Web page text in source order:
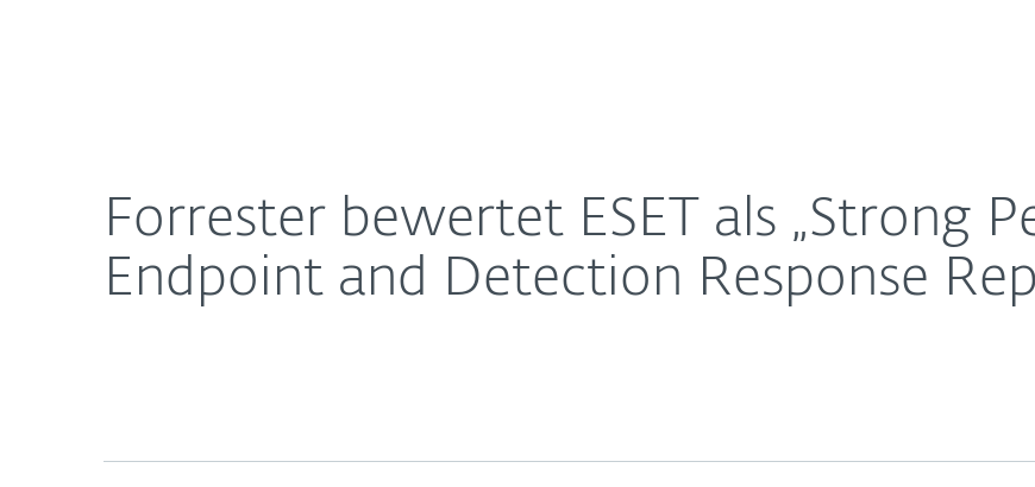
Forrester bewertet ESET als „Strong
Endpoint and Detection Response